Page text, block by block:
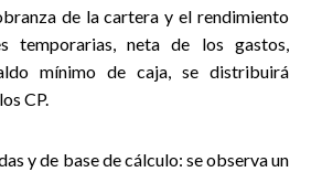
de la cartera y el rendimiento
temporarias, neta de los gastos,
mínimo de caja, se distribuirá
CP.
y de base de cálculo: se observa un